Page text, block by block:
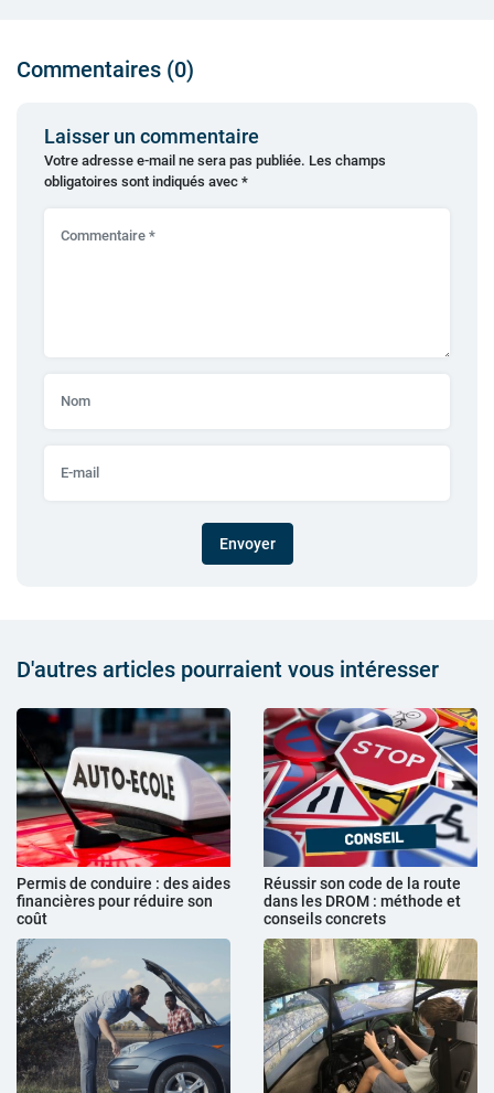
Commentaires (0)
Laisser un commentaire
Votre adresse e-mail ne sera pas publiée. Les champs
obligatoires sont indiqués avec *
Envoyer
D'autres articles pourraient vous intéresser
Permis de conduire : des aides
financières pour réduire son
coût
Réussir son code de la route
dans les DROM : méthode et
conseils concrets